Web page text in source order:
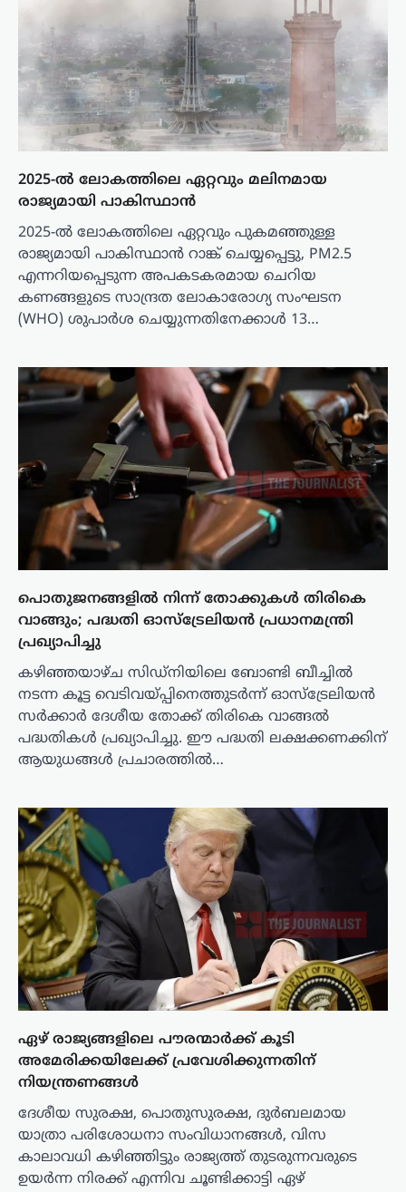
2025-ൽ ലോകത്തിലെ ഏറ്റവും മലിനമായ
രാജ്യമായി പാകിസ്ഥാൻ
2025-ൽ ലോകത്തിലെ ഏറ്റവും പുകമഞ്ഞുള്ള
രാജ്യമായി പാകിസ്ഥാൻ റാങ്ക് ചെയ്യപ്പെട്ടു, PM2.5
എന്നറിയപ്പെടുന്ന അപകടകരമായ ചെറിയ
കണങ്ങളുടെ സാന്ദ്രത ലോകാരോഗ്യ സംഘടന
(WHO) ശുപാർശ ചെയ്യുന്നതിനേക്കാൾ 13…
പൊതുജനങ്ങളിൽ നിന്ന് തോക്കുകൾ തിരികെ
വാങ്ങും; പദ്ധതി ഓസ്‌ട്രേലിയൻ പ്രധാനമന്ത്രി
പ്രഖ്യാപിച്ചു
കഴിഞ്ഞയാഴ്ച സിഡ്‌നിയിലെ ബോണ്ടി ബീച്ചിൽ
നടന്ന കൂട്ട വെടിവയ്പ്പിനെത്തുടർന്ന് ഓസ്‌ട്രേലിയൻ
സർക്കാർ ദേശീയ തോക്ക് തിരികെ വാങ്ങൽ
പദ്ധതികൾ പ്രഖ്യാപിച്ചു. ഈ പദ്ധതി ലക്ഷക്കണക്കിന്
ആയുധങ്ങൾ പ്രചാരത്തിൽ…
ഏഴ് രാജ്യങ്ങളിലെ പൗരന്മാർക്ക് കൂടി
അമേരിക്കയിലേക്ക് പ്രവേശിക്കുന്നതിന്
നിയന്ത്രണങ്ങൾ
ദേശീയ സുരക്ഷ, പൊതുസുരക്ഷ, ദുർബലമായ
യാത്രാ പരിശോധനാ സംവിധാനങ്ങൾ, വിസ
കാലാവധി കഴിഞ്ഞിട്ടും രാജ്യത്ത് തുടരുന്നവരുടെ
ഉയർന്ന നിരക്ക് എന്നിവ ചൂണ്ടിക്കാട്ടി ഏഴ്